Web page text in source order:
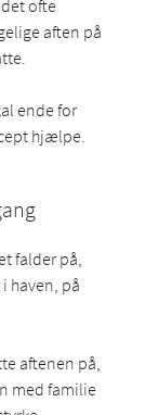
ofte
aften på
ende for
hjælpe.
falder på,
haven, på
aftenen på,
med familie